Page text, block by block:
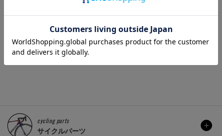
ブラック..
8,360 円
クリーンブラシ
販売価格(税込)：770 円 販売価格(
cycling parts
サイクルパーツ